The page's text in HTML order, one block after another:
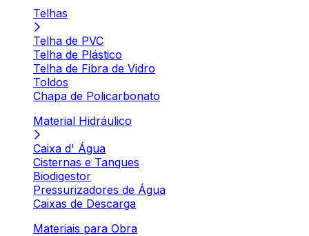
Telhas
Telha de PVC
Telha de Plástico
Telha de Fibra de Vidro
Toldos
Chapa de Policarbonato
Material Hidráulico
Caixa d' Água
Cisternas e Tanques
Biodigestor
Pressurizadores de Água
Caixas de Descarga
Materiais para Obra